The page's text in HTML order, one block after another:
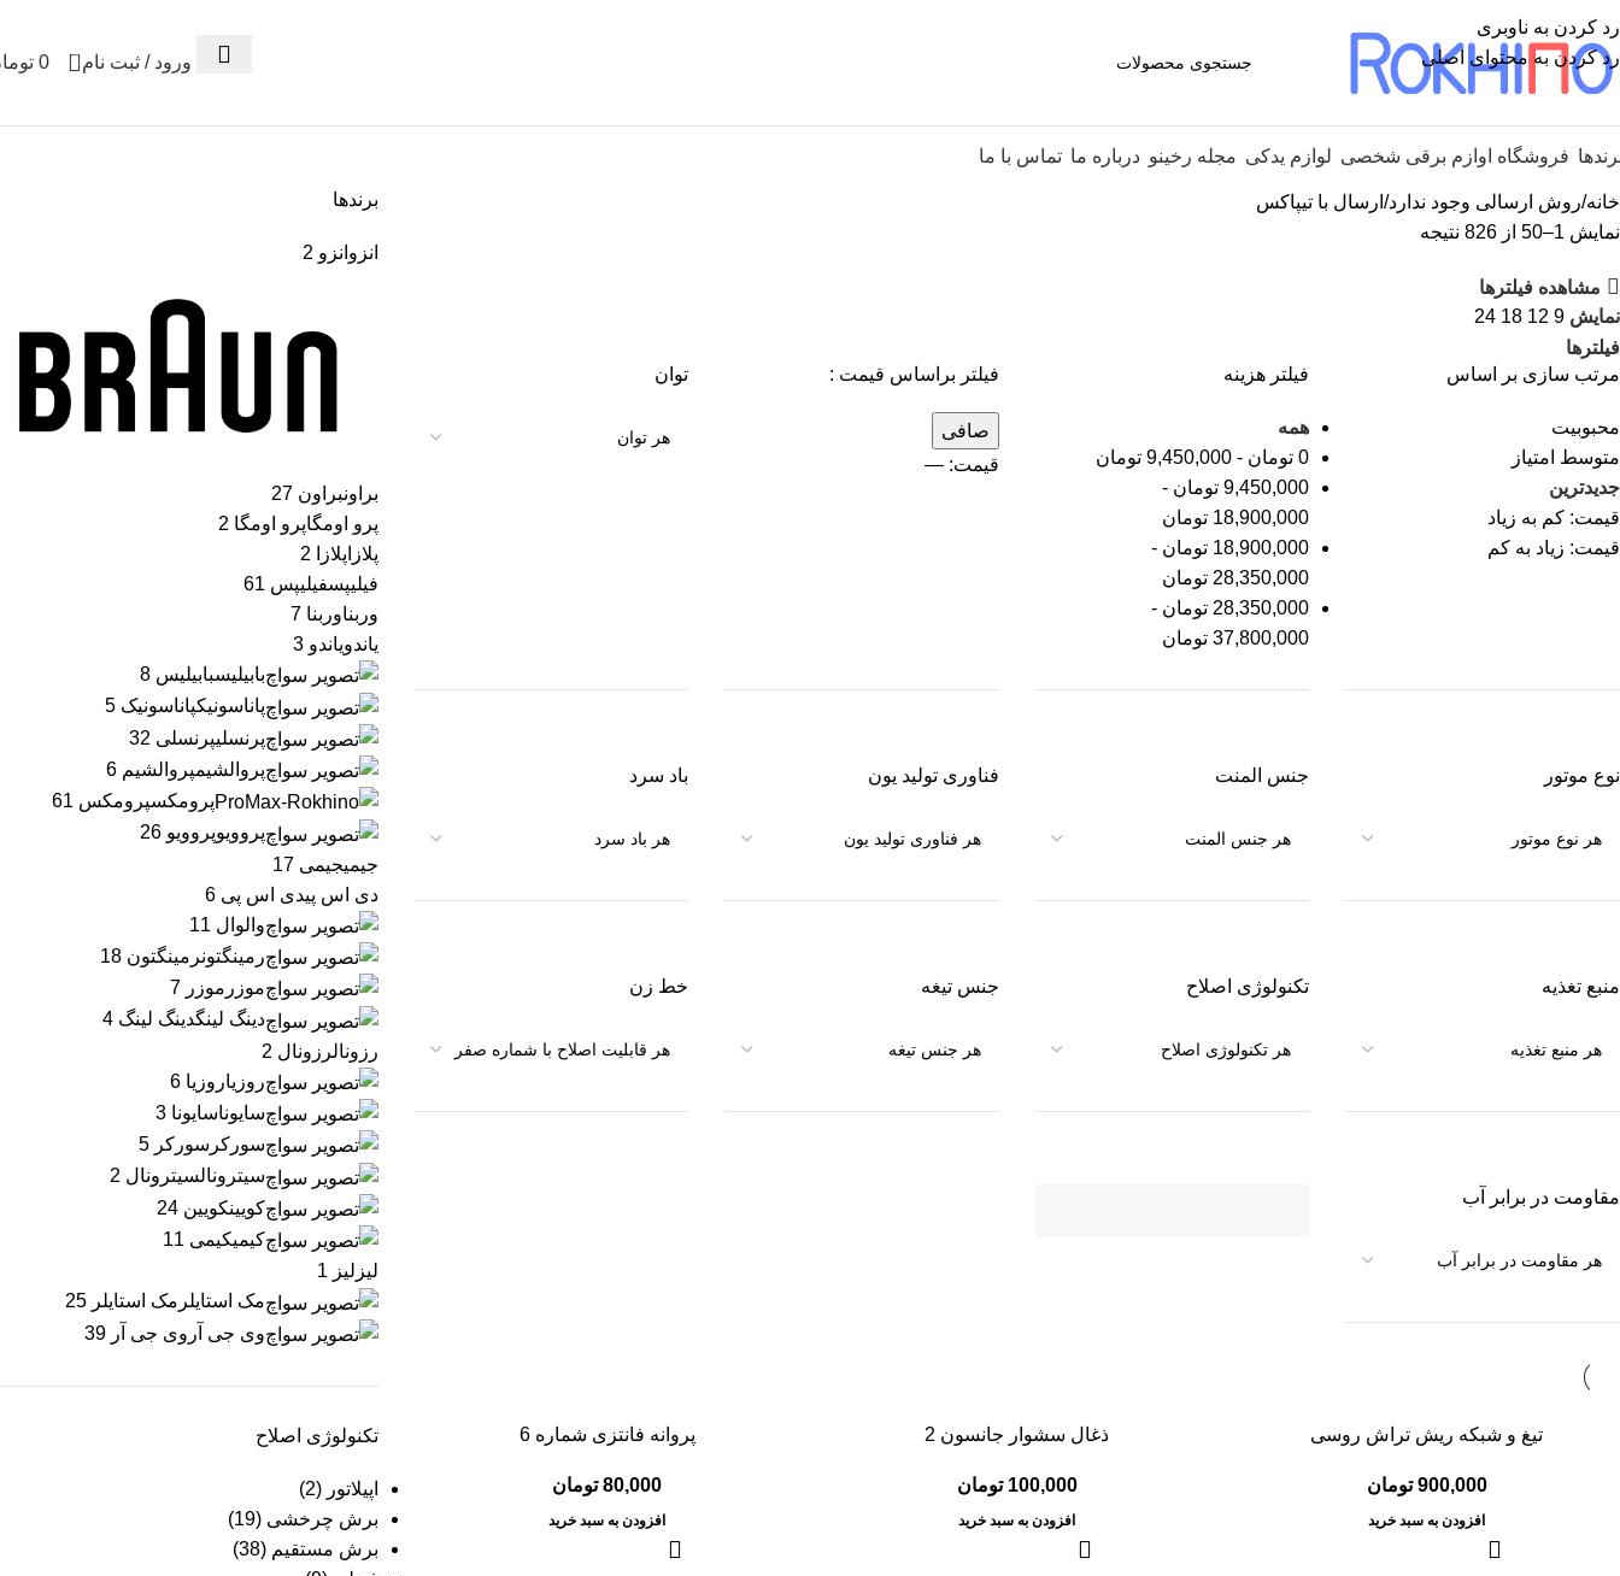
رد کردن به ناوبری
رد کردن به محتوای اصلی
ورود / ثبت نام 0
0
فروشگاه اوازم برقی شخصی لوازم یدکی مجله رخینو درباره ما تماس با ما
خانه روش ارسالی وجود ندارد ارسال با تیپاکس
نمایش 1–50 از 826 نتیجه
مشاهده فیلترها
نمایش 9
12
18
24
فیلترها
مرتب سازی بر اساس
محبوبیت
متوسط امتیاز
جدیدترین
قیمت: کم به زیاد
قیمت: زیاد به کم
فیلتر هزینه
همه
0 تومان -
9,450,000 تومان
9,450,000 تومان -
18,900,000 تومان
18,900,000 تومان -
28,350,000 تومان
28,350,000 تومان -
37,800,000 تومان
فیلتر براساس قیمت :
صافی
قيمت:—
توان
نوع موتور جنس المنت فناوری تولید یون باد سرد
منبع تغذیه تکنولوژی اصلاح جنس تیغه خط زن
مقاومت در برابر آب
تیغ و شبکه ریش تراش روسی
900,000 تومان
افزودن به سبد خرید
ذغال سشوار جانسون 2
100,000 تومان
افزودن به سبد خرید
پروانه فانتزی شماره 6
80,000 تومان
افزودن به سبد خرید
برندها
انزو انزو 2
براونبراون 27
پرو اومگاپرو اومگا 2
پلازا پلازا
2
فیلیپسفیلیپس 61
وربناوربنا 7
یاندویاندو 3
بابیلیسبابیلیس 8
پاناسونیکپاناسونیک 5
پرنسلیپرنسلی 32
پروالشیمپروالشیم 6
پرومکسپرومکس 61
پروویوپروویو 26
جیمیجیمی 17
دی اس پیدی اس پی 6
والوال 11
رمینگتونرمینگتون 18
موزر موزر 7
دینگ لینگدینگ لینگ 4
رزونالرزونال 2
روزیاروزیا 6
سایوناسایونا 3
سورکر سورکر 5
سیترونالسیترونال 2
کویینکویین 24
کیمیکیمی 11
لیز لیز 1
مک استایلر مک استایلر 25
وی جی آر وی جی آر 39
تکنولوژی اصلاح
اپیلاتور (2)
برش چرخشی (19)
برش مستقیم (38)